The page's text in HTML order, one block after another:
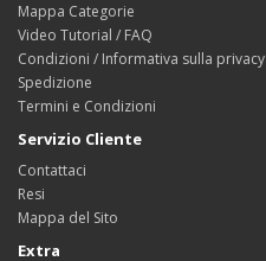
Mappa Categorie
Video Tutorial / FAQ
Condizioni / Informativa sulla privacy
Spedizione
Termini e Condizioni
Servizio Cliente
Contattaci
Resi
Mappa del Sito
Extra